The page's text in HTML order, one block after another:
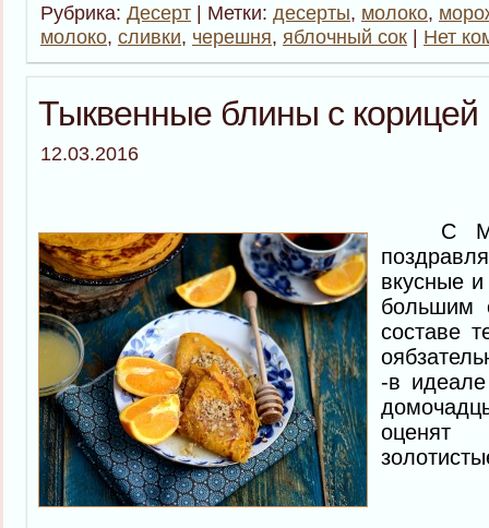
Рубрика: Десерт | Метки: десерты, молоко,
молоко, сливки, черешня, яблочный сок | Нет
Тыквенные блины с корицей
12.03.2016
С
вкусные
большим
составе
-в